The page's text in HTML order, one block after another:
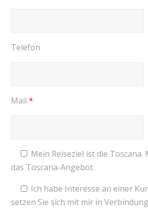
Telefon
Mail *
Mein Reiseziel ist die
das Toscana-Angebot.
Ich habe Interesse an einer
setzen Sie sich mit mir in